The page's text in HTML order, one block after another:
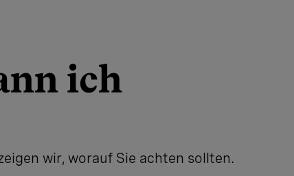
ich
wir, worauf Sie achten sollten.